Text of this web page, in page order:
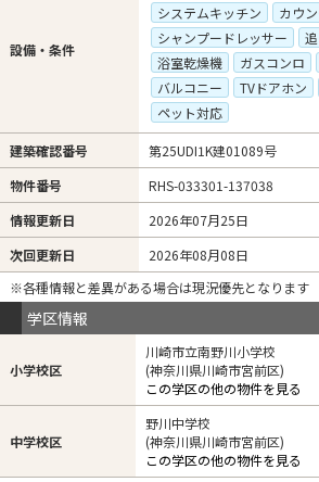
設備・条件
システムキッチン
カウ
シャンプードレッサー
浴室乾燥機
ガスコンロ
バルコニー
TVドアホン
ペット対応
建築確認番号
第25UDI1K建01089号
物件番号
RHS-033301-137038
情報更新日
2026年07月25日
次回更新日
2026年08月08日
※各種情報と差異がある場合は現況優先となります
学区情報
小学校区
川崎市立南野川小学校
(神奈川県川崎市宮前区)
この学区の他の物件を見る
中学校区
野川中学校
(神奈川県川崎市宮前区)
この学区の他の物件を見る